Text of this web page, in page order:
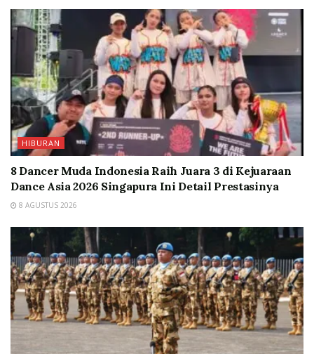
HIBURAN
8 Dancer Muda Indonesia Raih Juara 3 di Kejuaraan
Dance Asia 2026 Singapura Ini Detail Prestasinya
8 AGUSTUS 2026